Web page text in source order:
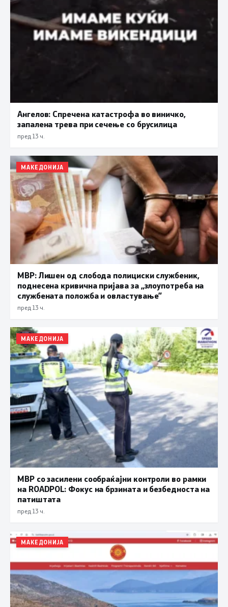
Ангелов: Спречена катастрофа во виничко,
запалена трева при сечење со брусилица
пред 13 ч.
МАКЕДОНИЈА
МВР: Лишен од слобода полициски службеник,
поднесена кривична пријава за „злоупотреба на
службената положба и овластување”
пред 13 ч.
МАКЕДОНИЈА
МВР со засилени сообраќајни контроли во рамки
на ROADPOL: Фокус на брзината и безбедноста на
патиштата
пред 13 ч.
МАКЕДОНИЈА